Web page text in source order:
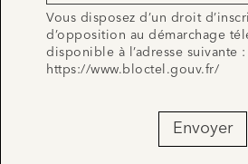
Vous disposez d’un droit
d’opposition au démarchage
disponible à l’adresse suivante :
https://www.bloctel.gouv.fr/
Envoyer